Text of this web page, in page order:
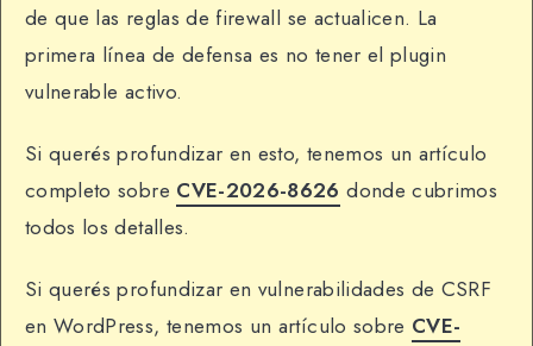
de que las reglas de firewall se actualicen. La
primera línea de defensa es no tener el plugin
vulnerable activo.
Si querés profundizar en esto, tenemos un artículo
completo sobre CVE-2026-8626 donde cubrimos
todos los detalles.
Si querés profundizar en vulnerabilidades de CSRF
en WordPress, tenemos un artículo sobre CVE-